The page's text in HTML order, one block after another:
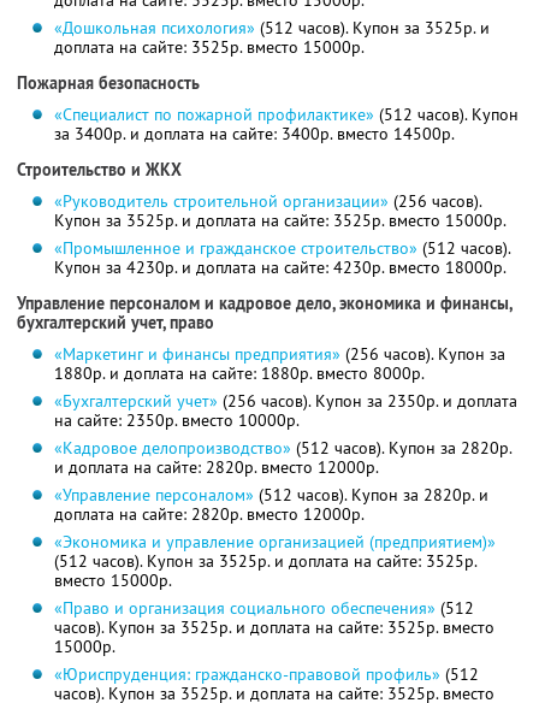
«Дошкольная психология» (512 часов). Купон за 3525р. и
доплата на сайте: 3525р. вместо 15000р.
Пожарная безопасность
«Специалист по пожарной профилактике» (512 часов). Купон
за 3400р. и доплата на сайте: 3400р. вместо 14500р.
Строительство и ЖКХ
«Руководитель строительной организации» (256 часов).
Купон за 3525р. и доплата на сайте: 3525р. вместо 15000р.
«Промышленное и гражданское строительство» (512 часов).
Купон за 4230р. и доплата на сайте: 4230р. вместо 18000р.
Управление персоналом и кадровое дело, экономика и финансы,
бухгалтерский учет, право
«Маркетинг и финансы предприятия» (256 часов). Купон за
1880р. и доплата на сайте: 1880р. вместо 8000р.
«Бухгалтерский учет» (256 часов). Купон за 2350р. и доплата
на сайте: 2350р. вместо 10000р.
«Кадровое делопроизводство» (512 часов). Купон за 2820р.
и доплата на сайте: 2820р. вместо 12000р.
«Управление персоналом» (512 часов). Купон за 2820р. и
доплата на сайте: 2820р. вместо 12000р.
«Экономика и управление организацией (предприятием)»
(512 часов). Купон за 3525р. и доплата на сайте: 3525р.
вместо 15000р.
«Право и организация социального обеспечения» (512
часов). Купон за 3525р. и доплата на сайте: 3525р. вместо
15000р.
«Юриспруденция: гражданско-правовой профиль» (512
часов). Купон за 3525р. и доплата на сайте: 3525р. вместо